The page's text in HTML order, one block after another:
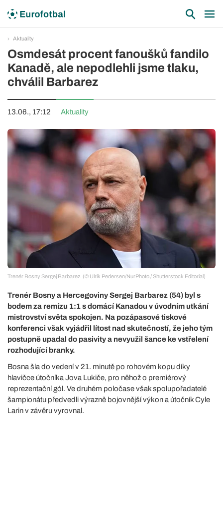
Aktuality
Osmdesát procent fanoušků fandilo
Kanadě, ale nepodlehli jsme tlaku,
chválil Barbarez
13.06., 17:12 Aktuality
Trenér Bosny Sergej Barbarez. (© Ulrik Pedersen/NurPhoto / Shutterstock Editorial)
Trenér Bosny a Hercegoviny Sergej Barbarez (54) byl s
bodem za remízu 1:1 s domácí Kanadou v úvodním utkání
mistrovství světa spokojen. Na pozápasové tiskové
konferenci však vyjádřil lítost nad skutečností, že jeho tým
postupně upadal do pasivity a nevyužil šance ke vstřelení
rozhodující branky.
Bosna šla do vedení v 21. minutě po rohovém kopu díky
hlavičce útočníka Jova Lukiče, pro něhož o premiérový
reprezentační gól. Ve druhém poločase však spolupořadatelé
šampionátu předvedli výrazně bojovnější výkon a útočník Cyle
Larin v závěru vyrovnal.